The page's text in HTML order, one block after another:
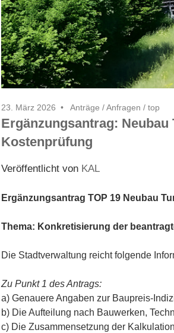
23. März 2026 Anträge / Anfragen / top
Ergänzungsantrag:
Kostenprüfung
Veröffentlicht von KAL
Ergänzungsantrag TOP 19 Neubau
Thema: Konkretisierung der
Die Stadtverwaltung reicht folgende
Zu Punkt 1 des Antrags:
a) Genauere Angaben zur Baupreis-
b) Die Aufteilung nach Bauwerken,
c) Die Zusammensetzung der